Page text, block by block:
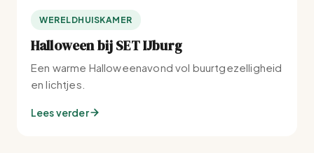
WERELDHUISKAMER
Halloween bij SET IJburg
Een warme Halloweenavond vol buurtgezelligheid
en lichtjes.
Lees verder